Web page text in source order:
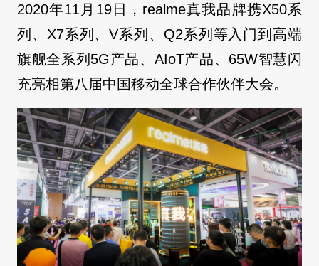
2020年11月19日，realme真我品牌携X50系
列、X7系列、V系列、Q2系列等入门到高端
旗舰全系列5G产品、AIoT产品、65W智慧闪
充亮相第八届中国移动全球合作伙伴大会。